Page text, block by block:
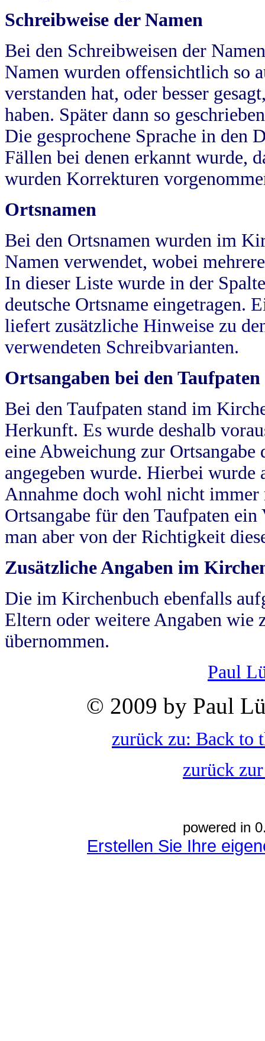
Schreibweise der Namen
Bei den Schreibweisen der
Namen wurden offensichtlich so
verstanden hat, oder besser
haben. Später dann so
Die gesprochene Sprache in
Fällen bei denen erkannt wurde,
wurden Korrekturen
Ortsnamen
Bei den Ortsnamen wurden im
Namen verwendet, wobei
In dieser Liste wurde in der
deutsche Ortsname eingetragen.
liefert zusätzliche Hinweise zu
verwendeten Schreibvarianten.
Ortsangaben bei den Taufpaten
Bei den Taufpaten stand im
Herkunft. Es wurde deshalb
eine Abweichung zur
angegeben wurde. Hierbei wurde
Annahme doch wohl nicht
Ortsangabe für den Taufpaten
man aber von der Richtigkeit
Zusätzliche Angaben im
Die im Kirchenbuch ebenfalls
Eltern oder weitere Angaben wie
übernommen.
Paul
© 2009 by Paul
zurück zu: Back to
zurück
powered in
Erstellen Sie Ihre